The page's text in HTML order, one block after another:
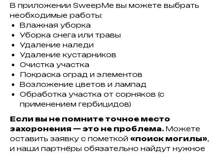
В приложении SweepMe вы можете выбрать
необходимые работы:
Влажная уборка
Уборка снега или травы
Удаление наледи
Удаление кустарников
Очистка участка
Покраска оград и элементов
Возложение цветов и лампад
Обработка участка от сорняков (с
применением гербицидов)
Если вы не помните точное место
захоронения — это не проблема. Можете
оставить заявку с пометкой «поиск могилы»,
и наши партнёры обязательно найдут нужное